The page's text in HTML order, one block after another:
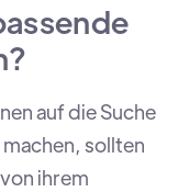
auf die Suche
sollten
ihrem